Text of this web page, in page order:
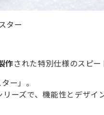
ター
作された特別仕様のスピー
ー」。
ーズで、機能性とデザイ